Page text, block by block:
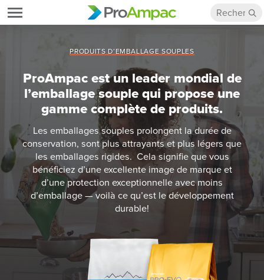
PRODUITS D’EMBALLAGE SOUPLES
ProAmpac est un leader mondial de
l’emballage souple qui propose une
gamme complète de produits.
Les emballages souples prolongent la durée de
conservation, sont plus attrayants et plus légers que
les emballages rigides. Cela signifie que vous
bénéficiez d’une excellente image de marque et
d’une protection exceptionnelle avec moins
d’emballage — voilà ce qu’est le développement
durable!